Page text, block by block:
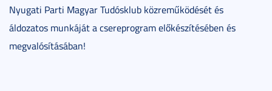
Nyugati Parti Magyar Tudósklub közreműködését és
áldozatos munkáját a csereprogram előkészítésében és
megvalósításában!